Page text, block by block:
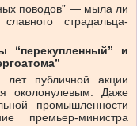
поводов” — мыла ли
страдальца-
“перекупленный” и
лет публичной акции
околонулевым. Даже
промышленности
премьер-министра